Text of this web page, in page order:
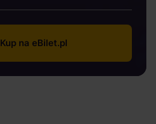
Kup na eBilet.pl